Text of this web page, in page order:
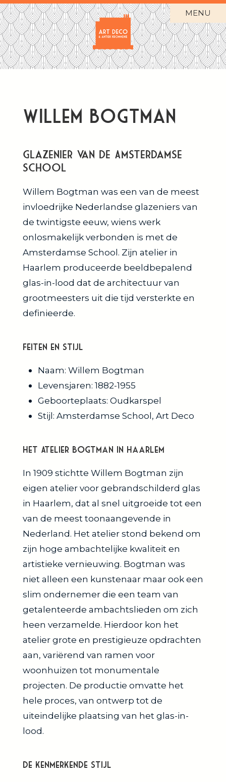
MENU
Willem Bogtman
Glazenier van de Amsterdamse
School
Willem Bogtman was een van de meest
invloedrijke Nederlandse glazeniers van
de twintigste eeuw, wiens werk
onlosmakelijk verbonden is met de
Amsterdamse School. Zijn atelier in
Haarlem produceerde beeldbepalend
glas-in-lood dat de architectuur van
grootmeesters uit die tijd versterkte en
definieerde.
Feiten en Stijl
Naam: Willem Bogtman
Levensjaren: 1882-1955
Geboorteplaats: Oudkarspel
Stijl: Amsterdamse School, Art Deco
Het Atelier Bogtman in Haarlem
In 1909 stichtte Willem Bogtman zijn
eigen atelier voor gebrandschilderd glas
in Haarlem, dat al snel uitgroeide tot een
van de meest toonaangevende in
Nederland. Het atelier stond bekend om
zijn hoge ambachtelijke kwaliteit en
artistieke vernieuwing. Bogtman was
niet alleen een kunstenaar maar ook een
slim ondernemer die een team van
getalenteerde ambachtslieden om zich
heen verzamelde. Hierdoor kon het
atelier grote en prestigieuze opdrachten
aan, variërend van ramen voor
woonhuizen tot monumentale
projecten. De productie omvatte het
hele proces, van ontwerp tot de
uiteindelijke plaatsing van het glas-in-
lood.
De Kenmerkende Stijl